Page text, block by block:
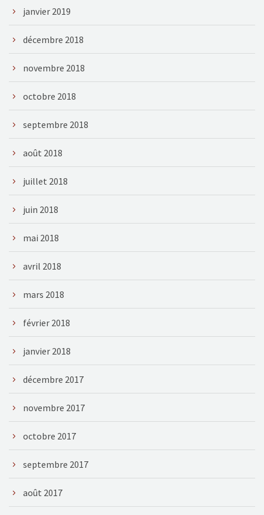
janvier 2019
décembre 2018
novembre 2018
octobre 2018
septembre 2018
août 2018
juillet 2018
juin 2018
mai 2018
avril 2018
mars 2018
février 2018
janvier 2018
décembre 2017
novembre 2017
octobre 2017
septembre 2017
août 2017